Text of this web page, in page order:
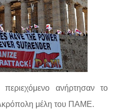
περιεχόμενο ανήρτησαν το
μέλη του ΠΑΜΕ.